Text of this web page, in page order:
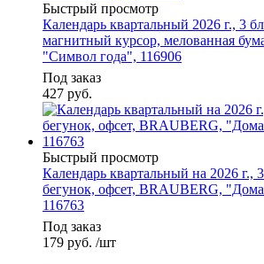
Быстрый просмотр
Календарь квартальный 2026 г., 3
магнитный курсор, мелованная
"Символ года", 116906
Под заказ
427 руб.
Быстрый просмотр
Календарь квартальный на 2026 г.,
бегунок, офсет, BRAUBERG,
116763
Под заказ
179 руб. /шт